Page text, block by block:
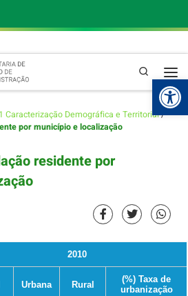
Pesquisa
Caracterização Demográfica e Territorial/
por município e localização
residente por
2010
Urbana Rural
(%) Taxa de
urbanização